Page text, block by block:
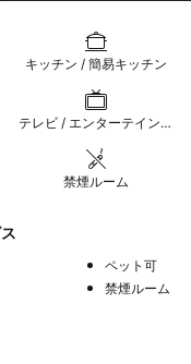
キッチン / 簡易キッチン
テレビ / エンターテインメント
禁煙ルーム
ペット可
禁煙ルーム